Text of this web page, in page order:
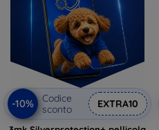
-10%
Codice
sconto
EXTRA10